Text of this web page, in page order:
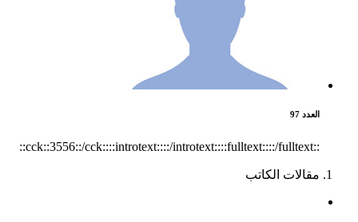
العدد 97
::cck::3556::/cck::::introtext::::/introtext::::fulltext::::/fulltext::
مقالات الكاتب